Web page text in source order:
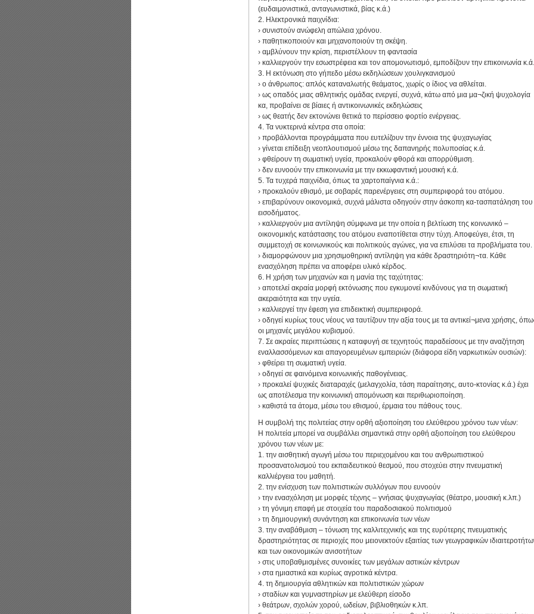
(ευδαιμονιστικά, ανταγωνιστικά, βίας κ.ά.)
2. Ηλεκτρονικά παιχνίδια:
› συνιστούν ανώφελη απώλεια χρόνου.
› παθητικοποιούν και μηχανοποιούν τη σκέψη.
› αμβλύνουν την κρίση, περιστέλλουν τη φαντασία
› καλλιεργούν την εσωστρέφεια και τον απομονωτισμό, εμποδίζουν την επικοινωνία κ.ά.
3. Η εκτόνωση στο γήπεδο μέσω εκδηλώσεων χουλιγκανισμού
› ο άνθρωπος: απλός καταναλωτής θεάματος, χωρίς ο ίδιος να αθλείται.
› ως οπαδός μιας αθλητικής ομάδας ενεργεί, συχνά, κάτω από μια μα¬ζική ψυχολογία
κα, προβαίνει σε βίαιες ή αντικοινωνικές εκδηλώσεις
› ως θεατής δεν εκτονώνει θετικά το περίσσειο φορτίο ενέργειας.
4. Τα νυκτερινά κέντρα στα οποία:
› προβάλλονται προγράμματα που ευτελίζουν την έννοια της ψυχαγωγίας
› γίνεται επίδειξη νεοπλουτισμού μέσω της δαπανηρής πολυποσίας κ.ά.
› φθείρουν τη σωματική υγεία, προκαλούν φθορά και απορρύθμιση.
› δεν ευνοούν την επικοινωνία με την εκκωφαντική μουσική κ.ά.
5. Τα τυχερά παιχνίδια, όπως τα χαρτοπαίγνια κ.ά.:
› προκαλούν εθισμό, με σοβαρές παρενέργειες στη συμπεριφορά του ατόμου.
› επιβαρύνουν οικονομικά, συχνά μάλιστα οδηγούν στην άσκοπη κα-τασπατάληση του
εισοδήματος.
› καλλιεργούν μια αντίληψη σύμφωνα με την οποία η βελτίωση της κοινωνικό –
οικονομικής κατάστασης του ατόμου εναποτίθεται στην τύχη. Αποφεύγει, έτσι, τη
συμμετοχή σε κοινωνικούς και πολιτικούς αγώνες, για να επιλύσει τα προβλήματα του.
› διαμορφώνουν μια χρησιμοθηρική αντίληψη για κάθε δραστηριότη¬τα. Κάθε
ενασχόληση πρέπει να αποφέρει υλικό κέρδος.
6. Η χρήση των μηχανών και η μανία της ταχύτητας:
› αποτελεί ακραία μορφή εκτόνωσης που εγκυμονεί κινδύνους για τη σωματική
ακεραιότητα και την υγεία.
› καλλιεργεί την έφεση για επιδεικτική συμπεριφορά.
› οδηγεί κυρίως τους νέους να ταυτίζουν την αξία τους με τα αντικεί¬μενα χρήσης,
οι μηχανές μεγάλου κυβισμού.
7. Σε ακραίες περιπτώσεις η καταφυγή σε τεχνητούς παραδείσους με την αναζήτηση
εναλλασσόμενων και απαγορευμένων εμπειριών (διάφορα είδη ναρκωτικών ουσιών):
› φθείρει τη σωματική υγεία.
› οδηγεί σε φαινόμενα κοινωνικής παθογένειας.
› προκαλεί ψυχικές διαταραχές (μελαγχολία, τάση παραίτησης, αυτο-κτονίας κ.ά.) έχει
ως αποτέλεσμα την κοινωνική απομόνωση και περιθωριοποίηση.
› καθιστά τα άτομα, μέσω του εθισμού, έρμαια του πάθους τους.
Η συμβολή της πολιτείας στην ορθή αξιοποίηση του ελεύθερου χρόνου των νέων:
Η πολιτεία μπορεί να συμβάλλει σημαντικά στην ορθή αξιοποίηση του ελεύθερου
χρόνου των νέων με:
1. την αισθητική αγωγή μέσω του περιεχομένου και του ανθρωπιστικού
προσανατολισμού του εκπαιδευτικού θεσμού, που στοχεύει στην πνευματική
καλλιέργεια του μαθητή.
2. την ενίσχυση των πολιτιστικών συλλόγων που ευνοούν
› την ενασχόληση με μορφές τέχνης – γνήσιας ψυχαγωγίας (θέατρο, μουσική κ.λπ.)
› τη γόνιμη επαφή με στοιχεία του παραδοσιακού πολιτισμού
› τη δημιουργική συνάντηση και επικοινωνία των νέων
3. την αναβάθμιση – τόνωση της καλλιτεχνικής και της ευρύτερης πνευματικής
δραστηριότητας σε περιοχές που μειονεκτούν εξαιτίας των γεωγραφικών
και των οικονομικών ανισοτήτων
› στις υποβαθμισμένες συνοικίες των μεγάλων αστικών κέντρων
› στα ημιαστικά και κυρίως αγροτικά κέντρα.
4. τη δημιουργία αθλητικών και πολιτιστικών χώρων
› σταδίων και γυμναστηρίων με ελεύθερη είσοδο
› θεάτρων, σχολών χορού, ωδείων, βιβλιοθηκών κ.λπ.